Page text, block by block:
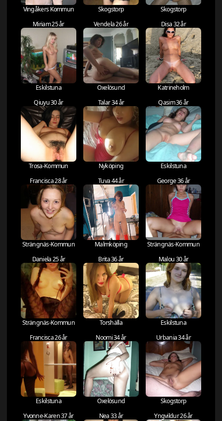
Vingåkers Kommun Skogstorp
Skogstorp
Miriam 25 år
Eskilstuna
Vendela 26 år
Oxelösund
Disa 32 år
Katrineholm
Qiuyu 30 år
Trosa-Kommun
Talar 34 år
Nyköping
Qasim 36 år
Eskilstuna
Francisca 28 år
Strängnäs-Kommun
Tuva 44 år
Malmköping
George 36 år
Strängnäs-Kommun
Daniela 25 år
Strängnäs-Kommun
Brita 36 år
Torshälla
Malou 30 år
Eskilstuna
Francisca 26 år
Eskilstuna
Noomi 34 år
Oxelösund
Urbania 34 år
Skogstorp
Yvonne-Karen 37 år
Nea 33 år Yngvildur 26 år